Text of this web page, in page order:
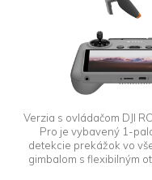
Verzia s ovládačom DJI
Pro je vybavený 1-
detekcie prekážok vo
gimbalom s flexibilným